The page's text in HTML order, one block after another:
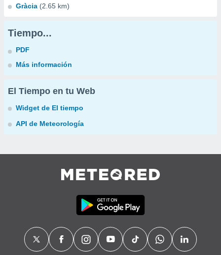
Gràcia (2.65 km)
Tiempo...
PDF
Más información
El Tiempo en tu Web
Widget de El tiempo
API de Meteorología